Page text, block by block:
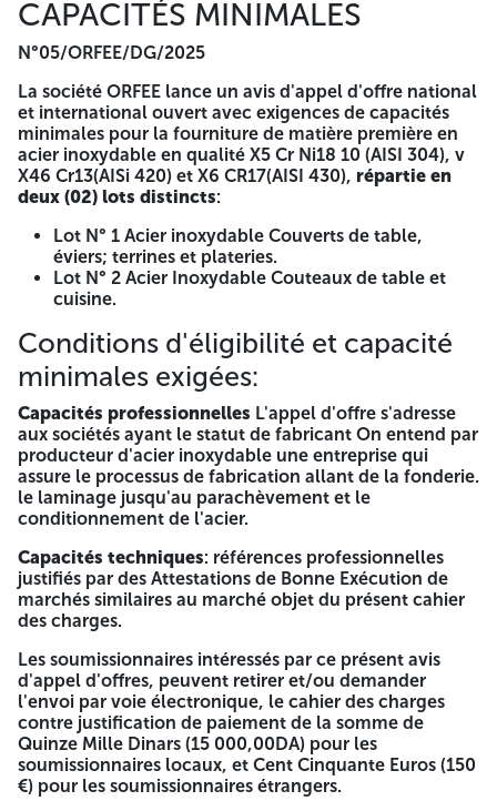
N°05/ORFEE/DG/2025 Les offres devront être présentées
dans le cahier des charges Le dépôt des offres se fera à
l'adresse sus indiquée. La date limite de dépôt des offres
est fixée à Trente (30) jours à compter de la 1ère parution
du présent avis dans la presse au plus tard à 13h30 (Heure
limite). Si cette date coïncide avec un jour férié ou un jour
de repos légal, ce délares progé jusqu'au premier jour
ouvrable suivant. Les soumissionnaires resteront engagés
par leurs offres pendant une durée de quatre-vingt-dix (90)
jours à compter de la date limite de dépôt des offres qui
correspond A -=-=-=-
AVIS D'APPEL D'OFFRES
NATIONAL ET INTERNATIONAL
OUVERT AVEC EXIGENCES DE
CAPACITÉS MINIMALES
N°05/ORFEE/DG/2025
La société ORFEE lance un avis d'appel d'offre national et
international ouvert avec exigences de capacités
minimales pour la fourniture de matière première en acier
inoxydable en qualité X5 Cr Ni18 10 (AISI 304), v X46
Cr13(AISi 420) et X6 CR17(AISI 430),répartie en deux (02)
lots distincts:
Lot N° 1 Acier inoxydable Couverts de table, éviers;
terrines et plateries.
Lot N° 2 Acier Inoxydable Couteaux de table et cuisine.
Conditions d'éligibilité et capacité
minimales exigées:
Capacités professionnellesL'appel d'offre s'adresse aux
CAPACITÉS MINIMALES
N°05/ORFEE/DG/2025
La société ORFEE lance un avis d'appel d'offre national
et international ouvert avec exigences de capacités
minimales pour la fourniture de matière première en
acier inoxydable en qualité X5 Cr Ni18 10 (AISI 304), v
X46 Cr13(AISi 420) et X6 CR17(AISI 430), répartie en
deux (02) lots distincts:
Lot N° 1 Acier inoxydable Couverts de table,
éviers; terrines et plateries.
Lot N° 2 Acier Inoxydable Couteaux de table et
cuisine.
Conditions d'éligibilité et capacité
minimales exigées:
Capacités professionnelles L'appel d'offre s'adresse
aux sociétés ayant le statut de fabricant On entend par
producteur d'acier inoxydable une entreprise qui
assure le processus de fabrication allant de la fonderie.
le laminage jusqu'au parachèvement et le
conditionnement de l'acier.
Capacités techniques: références professionnelles
justifiés par des Attestations de Bonne Exécution de
marchés similaires au marché objet du présent cahier
des charges.
Les soumissionnaires intéressés par ce présent avis
d'appel d'offres, peuvent retirer et/ou demander
l'envoi par voie électronique, le cahier des charges
contre justification de paiement de la somme de
Quinze Mille Dinars (15 000,00DA) pour les
soumissionnaires locaux, et Cent Cinquante Euros (150
€) pour les soumissionnaires étrangers.